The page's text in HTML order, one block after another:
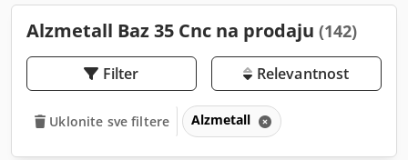
Alzmetall Baz 35 Cnc na prodaju (142)
Filter Relevantnost
Uklonite sve filtere Alzmetall